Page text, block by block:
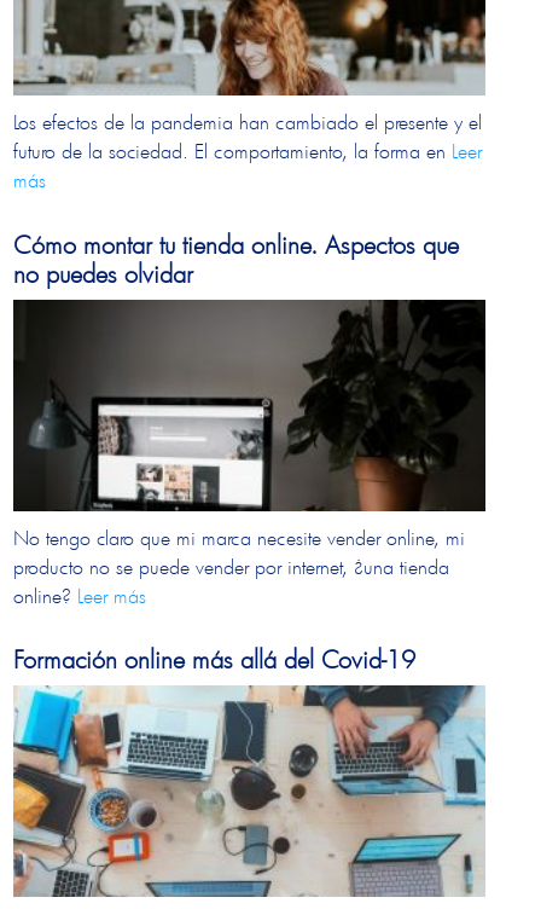
Los efectos de la pandemia han cambiado el presente y el
futuro de la sociedad. El comportamiento, la forma en Leer
más
Cómo montar tu tienda online. Aspectos que
no puedes olvidar
No tengo claro que mi marca necesite vender online, mi
producto no se puede vender por internet, ¿una tienda
online? Leer más
Formación online más allá del Covid-19